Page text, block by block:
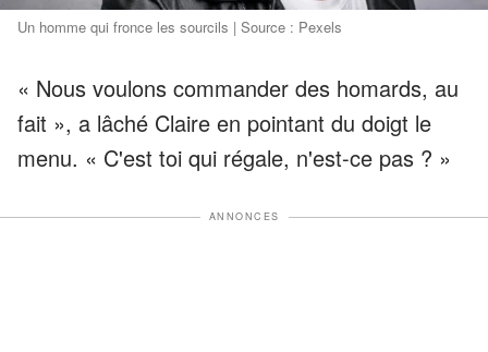
Un homme qui fronce les sourcils | Source : Pexels
« Nous voulons commander des homards, au
fait », a lâché Claire en pointant du doigt le
menu. « C'est toi qui régale, n'est-ce pas ? »
ANNONCES